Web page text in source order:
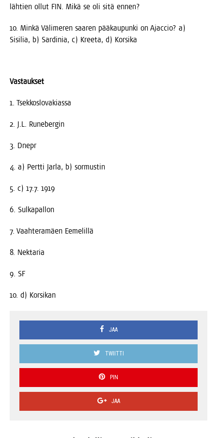
läh­tien ollut FIN. Mikä se oli sitä ennen?
10. Min­kä Väli­me­ren saa­ren pää­kau­pun­ki on Ajaccio? a)
Sisi­lia, b) Sar­di­nia, c) Kree­ta, d) Korsika
Vas­tauk­set
1. Tsek­kos­lo­va­kias­sa
2. J.L. Runebergin
3. Dnepr
4. a) Pert­ti Jar­la, b) sormustin
5. c) 17.7. 1919
6. Sul­ka­pal­lon
7. Vaah­te­ra­mäen Eemelillä
8. Nek­ta­ria
9. SF
10. d) Korsikan
JAA
TWIITTI
PIN
JAA